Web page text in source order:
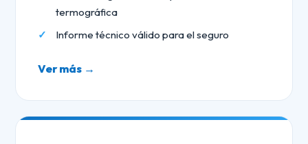
termográfica
Informe técnico válido para el seguro
Ver más →